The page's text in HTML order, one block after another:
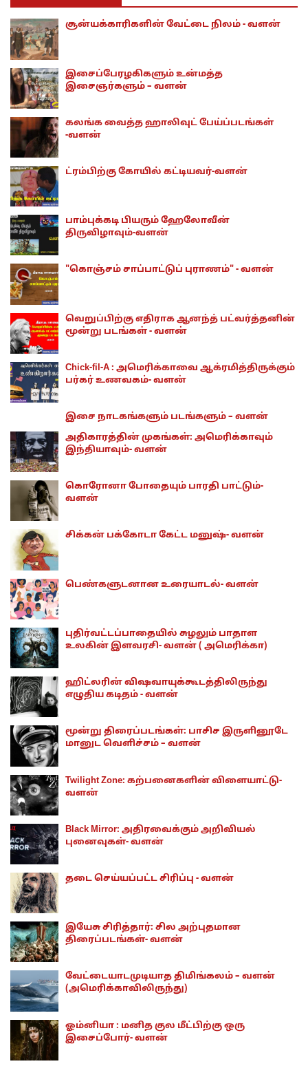
சூன்யக்காரிகளின் வேட்டை நிலம் - வளன்
இசைப்பேரழகிகளும் உன்மத்த
இசைஞர்களும் – வளன்
கலங்க வைத்த ஹாலிவுட் பேய்ப்படங்கள்
-வளன்
ட்ரம்பிற்கு கோயில் கட்டியவர்-வளன்
பாம்புக்கடி பியரும் ஹேலோவீன்
திருவிழாவும்-வளன்
"கொஞ்சம் சாப்பாட்டுப் புராணம்" - வளன்
வெறுப்பிற்கு எதிராக ஆனந்த் பட்வர்த்தனின்
மூன்று படங்கள் - வளன்
Chick-fil-A : அமெரிக்காவை ஆக்ரமித்திருக்கும்
பர்கர் உணவகம்- வளன்
இசை நாடகங்களும் படங்களும் – வளன்
அதிகாரத்தின் முகங்கள்: அமெரிக்காவும்
இந்தியாவும்- வளன்
கொரோனா போதையும் பாரதி பாட்டும்-
வளன்
சிக்கன் பக்கோடா கேட்ட மனுஷ்- வளன்
பெண்களுடனான உரையாடல்- வளன்
புதிர்வட்டப்பாதையில் சுழலும் பாதாள
உலகின் இளவரசி- வளன் ( அமெரிக்கா)
ஹிட்லரின் விஷவாயுக்கூடத்திலிருந்து
எழுதிய கடிதம் - வளன்
மூன்று திரைப்படங்கள்: பாசிச இருளினூடே
மானுட வெளிச்சம் – வளன்
Twilight Zone: கற்பனைகளின் விளையாட்டு-
வளன்
Black Mirror: அதிரவைக்கும் அறிவியல்
புனைவுகள்- வளன்
தடை செய்யப்பட்ட சிரிப்பு - வளன்
இயேசு சிரித்தார்: சில அற்புதமான
திரைப்படங்கள்- வளன்
வேட்டையாடமுடியாத திமிங்கலம் – வளன்
(அமெரிக்காவிலிருந்து)
ஓம்னியா : மனித குல மீட்பிற்கு ஒரு
இசைப்போர்- வளன்